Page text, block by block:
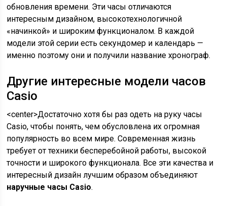
обновления времени. Эти часы отличаются
интересным дизайном, высокотехнологичной
«начинкой» и широким функционалом. В каждой
модели этой серии есть секундомер и календарь —
именно поэтому они и получили название хронограф.
Другие интересные модели часов
Casio
<center>Достаточно хотя бы раз одеть на руку часы
Casio, чтобы понять, чем обусловлена их огромная
популярность во всем мире. Современная жизнь
требует от техники бесперебойной работы, высокой
точности и широкого функционала. Все эти качества и
интересный дизайн лучшим образом объединяют
наручные часы Casio.